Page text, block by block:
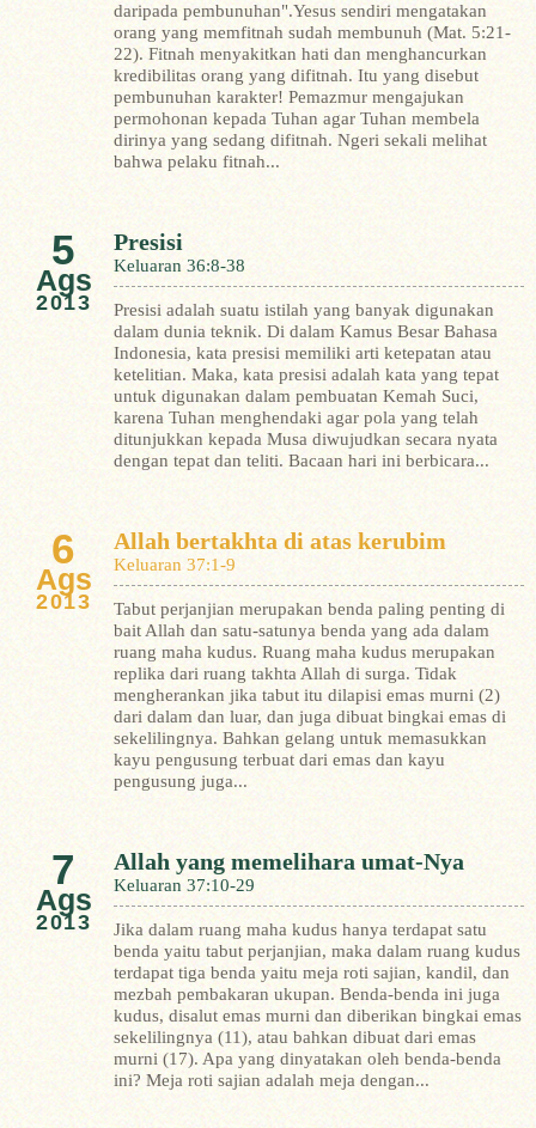
daripada pembunuhan".Yesus sendiri mengatakan
orang yang memfitnah sudah membunuh (Mat. 5:21-
22). Fitnah menyakitkan hati dan menghancurkan
kredibilitas orang yang difitnah. Itu yang disebut
pembunuhan karakter! Pemazmur mengajukan
permohonan kepada Tuhan agar Tuhan membela
dirinya yang sedang difitnah. Ngeri sekali melihat
bahwa pelaku fitnah...
5
Ags
2013
Presisi
Keluaran 36:8-38
Presisi adalah suatu istilah yang banyak digunakan
dalam dunia teknik. Di dalam Kamus Besar Bahasa
Indonesia, kata presisi memiliki arti ketepatan atau
ketelitian. Maka, kata presisi adalah kata yang tepat
untuk digunakan dalam pembuatan Kemah Suci,
karena Tuhan menghendaki agar pola yang telah
ditunjukkan kepada Musa diwujudkan secara nyata
dengan tepat dan teliti. Bacaan hari ini berbicara...
6
Ags
2013
Allah bertakhta di atas kerubim
Keluaran 37:1-9
Tabut perjanjian merupakan benda paling penting di
bait Allah dan satu-satunya benda yang ada dalam
ruang maha kudus. Ruang maha kudus merupakan
replika dari ruang takhta Allah di surga. Tidak
mengherankan jika tabut itu dilapisi emas murni (2)
dari dalam dan luar, dan juga dibuat bingkai emas di
sekelilingnya. Bahkan gelang untuk memasukkan
kayu pengusung terbuat dari emas dan kayu
pengusung juga...
7
Ags
2013
Allah yang memelihara umat-Nya
Keluaran 37:10-29
Jika dalam ruang maha kudus hanya terdapat satu
benda yaitu tabut perjanjian, maka dalam ruang kudus
terdapat tiga benda yaitu meja roti sajian, kandil, dan
mezbah pembakaran ukupan. Benda-benda ini juga
kudus, disalut emas murni dan diberikan bingkai emas
sekelilingnya (11), atau bahkan dibuat dari emas
murni (17). Apa yang dinyatakan oleh benda-benda
ini? Meja roti sajian adalah meja dengan...